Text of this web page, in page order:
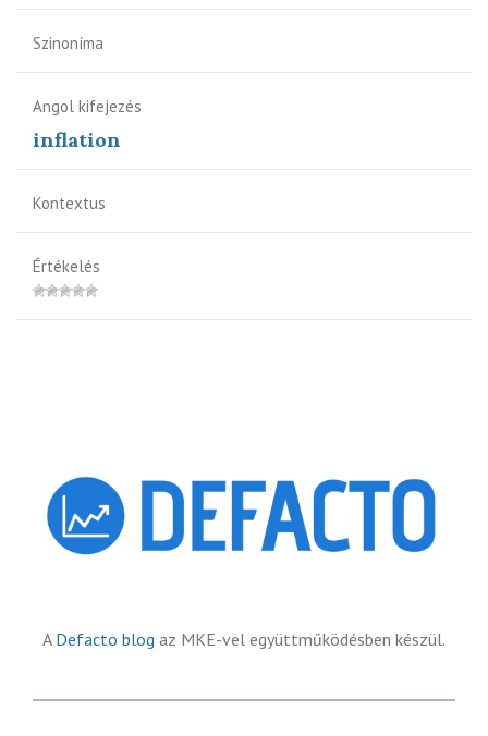
Szinoníma
Angol kifejezés
inflation
Kontextus
Értékelés
A Defacto blog az MKE-vel együttműködésben készül.